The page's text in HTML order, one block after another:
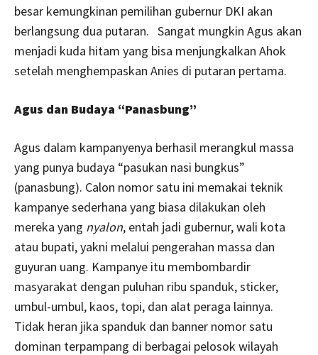
besar kemungkinan pemilihan gubernur DKI akan
berlangsung dua putaran. Sangat mungkin Agus akan
menjadi kuda hitam yang bisa menjungkalkan Ahok
setelah menghempaskan Anies di putaran pertama.
Agus dan Budaya “Panasbung”
Agus dalam kampanyenya berhasil merangkul massa
yang punya budaya “pasukan nasi bungkus”
(panasbung). Calon nomor satu ini memakai teknik
kampanye sederhana yang biasa dilakukan oleh
mereka yang nyalon, entah jadi gubernur, wali kota
atau bupati, yakni melalui pengerahan massa dan
guyuran uang. Kampanye itu membombardir
masyarakat dengan puluhan ribu spanduk, sticker,
umbul-umbul, kaos, topi, dan alat peraga lainnya.
Tidak heran jika spanduk dan banner nomor satu
dominan terpampang di berbagai pelosok wilayah